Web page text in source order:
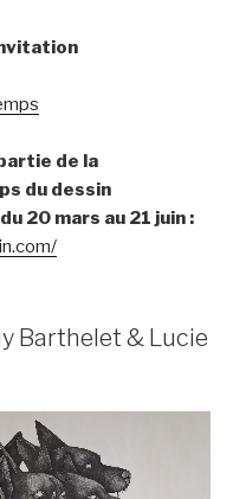
de la
du dessin
20 mars au 21 juin :
Barthelet & Lucie